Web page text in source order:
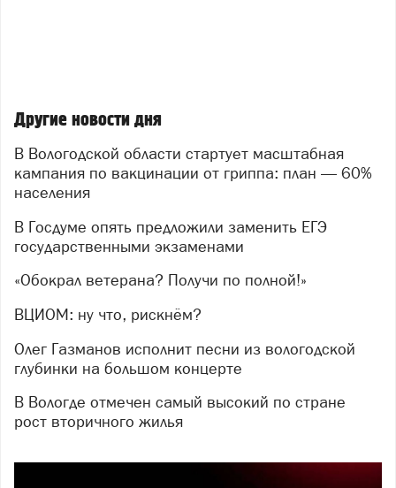
Другие новости дня
В Вологодской области стартует масштабная
кампания по вакцинации от гриппа: план — 60%
населения
В Госдуме опять предложили заменить ЕГЭ
государственными экзаменами
«Обокрал ветерана? Получи по полной!»
ВЦИОМ: ну что, рискнём?
Олег Газманов исполнит песни из вологодской
глубинки на большом концерте
В Вологде отмечен самый высокий по стране
рост вторичного жилья